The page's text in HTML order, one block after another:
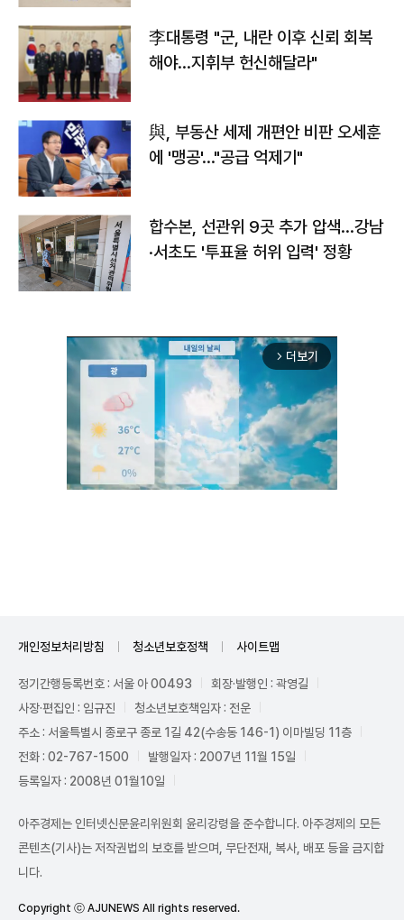
李대통령 "군, 내란 이후 신뢰 회복
해야…지휘부 헌신해달라"
與, 부동산 세제 개편안 비판 오세훈
에 '맹공'…"공급 억제기"
합수본, 선관위 9곳 추가 압색…강남
·서초도 '투표율 허위 입력' 정황
arrow_forward_ios 더보기
개인정보처리방침 청소년보호정책 사이트맵
정기간행등록번호 : 서울 아 00493
회장·발행인 : 곽영길
사장·편집인 : 임규진
청소년보호책임자 : 전운
주소 : 서울특별시 종로구 종로 1길 42(수송동 146-1) 이마빌딩 11층
전화 : 02-767-1500
발행일자 : 2007년 11월 15일
등록일자 : 2008년 01월10일
아주경제는 인터넷신문윤리위원회 윤리강령을 준수합니다. 아주경제의 모든
콘텐츠(기사)는 저작권법의 보호를 받으며, 무단전재, 복사, 배포 등을 금지합
니다.
Copyright ⓒ AJUNEWS All rights reserved.